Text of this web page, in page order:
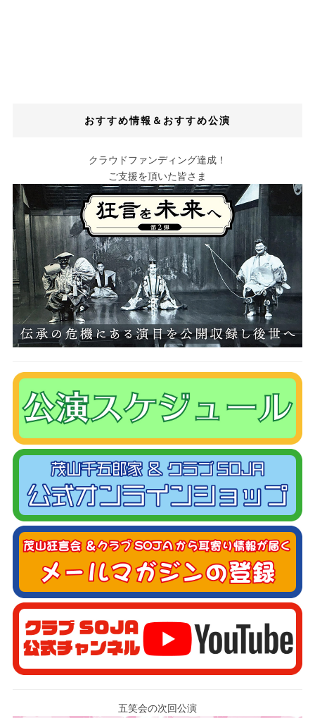
おすすめ情報＆おすすめ公演
クラウドファンディング達成！
ご支援を頂いた皆さま
五笑会の次回公演